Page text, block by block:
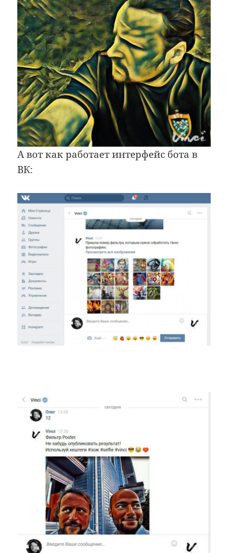
А вот как работает интерфейс бота в
ВК: